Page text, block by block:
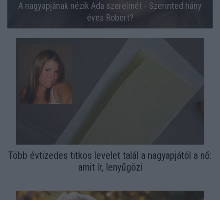
A nagyapjának nézik Ada szerelmét - Szerinted hány
éves Robert?
Több évtizedes titkos levelet talál a nagyapjától a nő:
amit ír, lenyűgözi